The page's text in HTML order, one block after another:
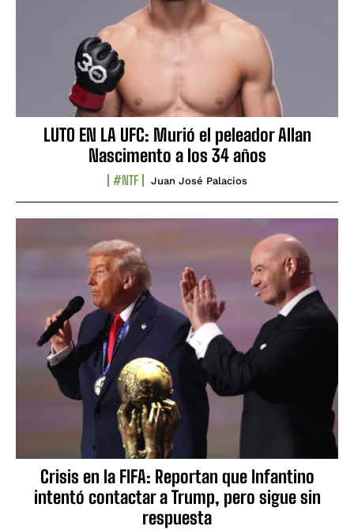
LUTO EN LA UFC: Murió el peleador Allan
Nascimento a los 34 años
#NTF Juan José Palacios
Crisis en la FIFA: Reportan que Infantino
intentó contactar a Trump, pero sigue sin
respuesta